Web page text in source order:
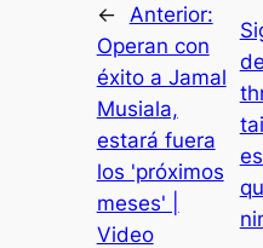
←
Anterior:
Operan con
éxito a Jamal
Musiala,
estará fuera
los 'próximos
meses' |
Video